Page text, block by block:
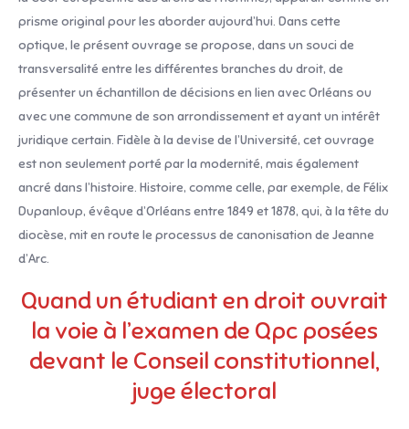
prisme original pour les aborder aujourd’hui. Dans cette
optique, le présent ouvrage se propose, dans un souci de
transversalité entre les différentes branches du droit, de
présenter un échantillon de décisions en lien avec Orléans ou
avec une commune de son arrondissement et ayant un intérêt
juridique certain. Fidèle à la devise de l’Université, cet ouvrage
est non seulement porté par la modernité, mais également
ancré dans l’histoire. Histoire, comme celle, par exemple, de Félix
Dupanloup, évêque d’Orléans entre 1849 et 1878, qui, à la tête du
diocèse, mit en route le processus de canonisation de Jeanne
d’Arc.
Quand un étudiant en droit ouvrait
la voie à l’examen de Qpc posées
devant le Conseil constitutionnel,
juge électoral